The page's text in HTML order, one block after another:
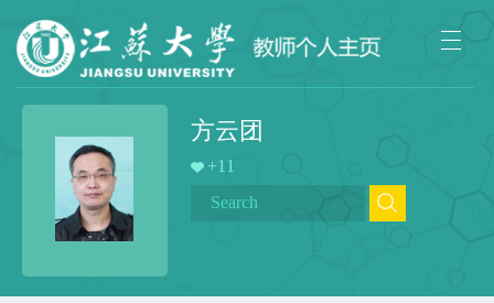
方云团
+11